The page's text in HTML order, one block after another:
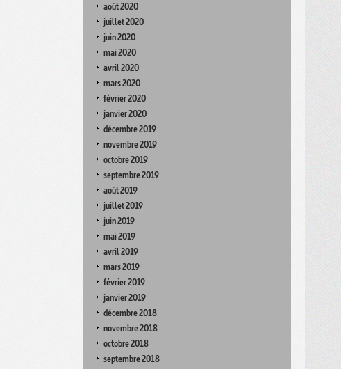
août 2020
juillet 2020
juin 2020
mai 2020
avril 2020
mars 2020
février 2020
janvier 2020
décembre 2019
novembre 2019
octobre 2019
septembre 2019
août 2019
juillet 2019
juin 2019
mai 2019
avril 2019
mars 2019
février 2019
janvier 2019
décembre 2018
novembre 2018
octobre 2018
septembre 2018